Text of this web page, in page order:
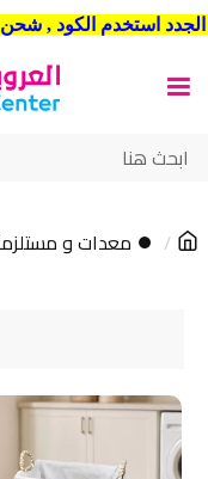
شحن مجاني للطلبات فوق
⏺ معدات و